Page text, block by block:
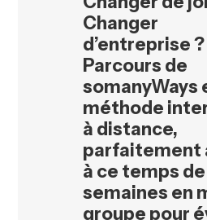
Changer
d’entreprise ?
Parcours de
somanyWays
méthode
à distance,
parfaitement
à ce temps
semaines en
groupe pour